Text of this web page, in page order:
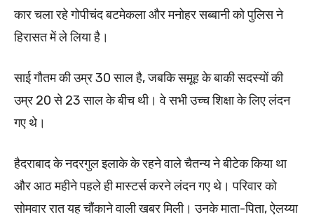
कार चला रहे गोपीचंद बटमेकला और मनोहर सब्बानी को पुलिस ने
हिरासत में ले लिया है।
साई गौतम की उम्र 30 साल है, जबकि समूह के बाकी सदस्यों की
उम्र 20 से 23 साल के बीच थी। वे सभी उच्च शिक्षा के लिए लंदन
गए थे।
हैदराबाद के नदरगुल इलाके के रहने वाले चैतन्य ने बीटेक किया था
और आठ महीने पहले ही मास्टर्स करने लंदन गए थे। परिवार को
सोमवार रात यह चौंकाने वाली खबर मिली। उनके माता-पिता, ऐलय्या